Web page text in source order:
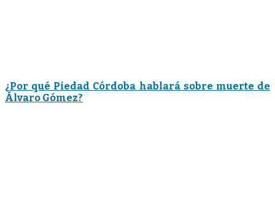
¿Por qué Piedad Córdoba hablará sobre muerte de
Álvaro Gómez?